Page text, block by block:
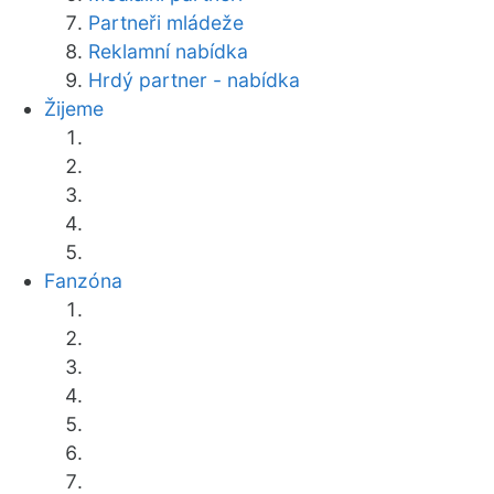
Partneři mládeže
Reklamní nabídka
Hrdý partner - nabídka
Žijeme
Fanzóna